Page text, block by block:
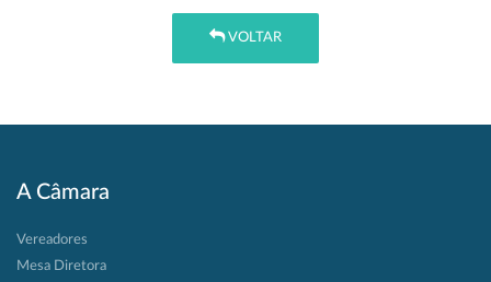
VOLTAR
A Câmara
Vereadores
Mesa Diretora